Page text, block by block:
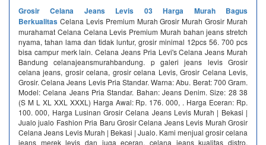
Grosir Celana Jeans Levis 03 Harga Murah Bagus
Berkualitas Celana Levis Premium Murah Grosir Murah Grosir Murah
murahamat Celana Celana Levis Premium Murah bahan jeans stretch
nyama, tahan lama dan tidak luntur, grosir minimal 12pcs 56. 700 pcs
bisa campur merk lain. Celana Jeans Pria Levi's Celana Jeans Murah
Bandung celanajeansmurahbandung. p galeri jeans levis Grosir
celana jeans, grosir celana, grosir celana Levis, Grosir Celana Levis,
Grosir. Celana Jeans Levis Pria Standar. Warna: Abu. Berat: 700 Gram.
Model: Celana Jeans Pria Standar. Bahan: Jeans Denim. Size: 28 38
(S M L XL XXL XXXL) Harga Awal: Rp. 176. 000, . Harga Eceran: Rp.
100. 000, Harga Lusinan Grosir Celana Jeans Levis Murah | Bekasi |
Jualo jualo Fashion Pria Baru Grosir Celana Jeans Levis Murah Grosir
Celana Jeans Levis Murah | Bekasi | Jualo. Kami menjual grosir celana
jeans merek levis dan juga eceran, celana jeans kualitas distro,